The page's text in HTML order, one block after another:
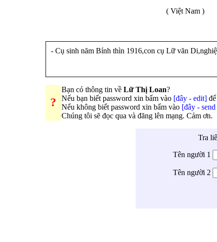
( Việt Nam )
- Cụ sinh năm Bính thìn 1916,con cụ Lữ văn
?
Bạn có thông tin về Lữ Thị Loan?
Nếu bạn biết password xin bấm vào [đây - edit]
Nếu không biết password xin bấm vào [đây -
Chúng tôi sẽ đọc qua và đăng lên mạng. Cảm ơn.
Tra
Tên người 1
Tên người 2